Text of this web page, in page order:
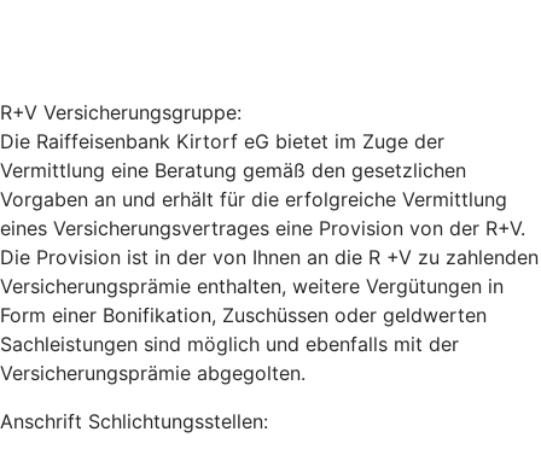
R+V Versicherungsgruppe:
Die Raiffeisenbank Kirtorf eG bietet im Zuge der
Vermittlung eine Beratung gemäß den gesetzlichen
Vorgaben an und erhält für die erfolgreiche Vermittlung
eines Versicherungsvertrages eine Provision von der R+V.
Die Provision ist in der von Ihnen an die R +V zu zahlenden
Versicherungsprämie enthalten, weitere Vergütungen in
Form einer Bonifikation, Zuschüssen oder geldwerten
Sachleistungen sind möglich und ebenfalls mit der
Versicherungsprämie abgegolten.
Anschrift Schlichtungsstellen: